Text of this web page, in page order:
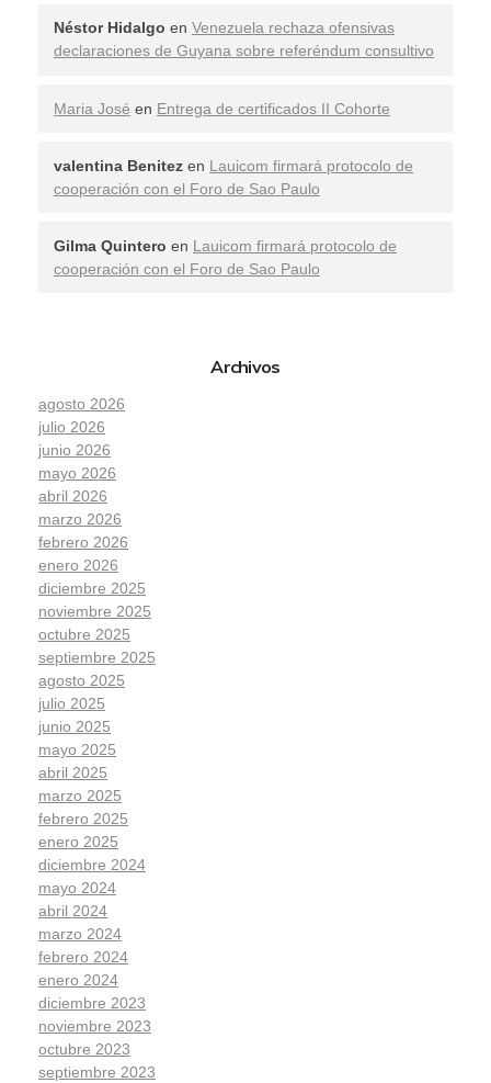
Néstor Hidalgo en Venezuela rechaza ofensivas
declaraciones de Guyana sobre referéndum consultivo
Maria José en Entrega de certificados II Cohorte
valentina Benitez en Lauicom firmará protocolo de
cooperación con el Foro de Sao Paulo
Gilma Quintero en Lauicom firmará protocolo de
cooperación con el Foro de Sao Paulo
Archivos
agosto 2026
julio 2026
junio 2026
mayo 2026
abril 2026
marzo 2026
febrero 2026
enero 2026
diciembre 2025
noviembre 2025
octubre 2025
septiembre 2025
agosto 2025
julio 2025
junio 2025
mayo 2025
abril 2025
marzo 2025
febrero 2025
enero 2025
diciembre 2024
mayo 2024
abril 2024
marzo 2024
febrero 2024
enero 2024
diciembre 2023
noviembre 2023
octubre 2023
septiembre 2023